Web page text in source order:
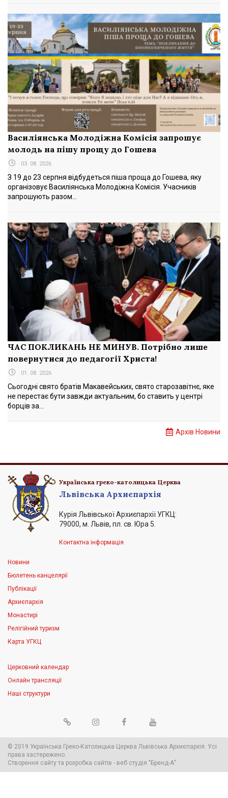
Василіянська Молодіжна Комісія запрошує
молодь на пішу прощу до Гошева
03. 08. 2026
З 19 до 23 серпня відбудеться піша проща до Гошева, яку
організовує Василіянська Молодіжна Комісія. Учасників
запрошують разом...
ЧАС ПОКЛИКАНЬ НЕ МИНУВ. Потрібно лише
повернутися до педагогії Христа!
01. 08. 2026
Сьогодні свято братів Макавейських, свято старозавітнє, яке
не перестає бути завжди актуальним, бо ставить у центрі
борців за...
Архів Новини
Українська греко-католицька Церква
Львівська Архиєпархія
Курія Львівської Архиєпархії УГКЦ:
79000, м. Львів, пл. св. Юра 5.
Контактна інформація
Новини
Бюлетень канцелярії
Публікації
Архиєпархія
Монастирі
Релігійний туризм
Карта УГКЦ
Церковний календар
Онлайн трансляції
Наші структури
© 2019 Українська Греко-Католицька Церква Львівська Архиєпархія. Усі
права застережено.
Створення сайту та розробка сайтів - веб студія "Бренд-А"